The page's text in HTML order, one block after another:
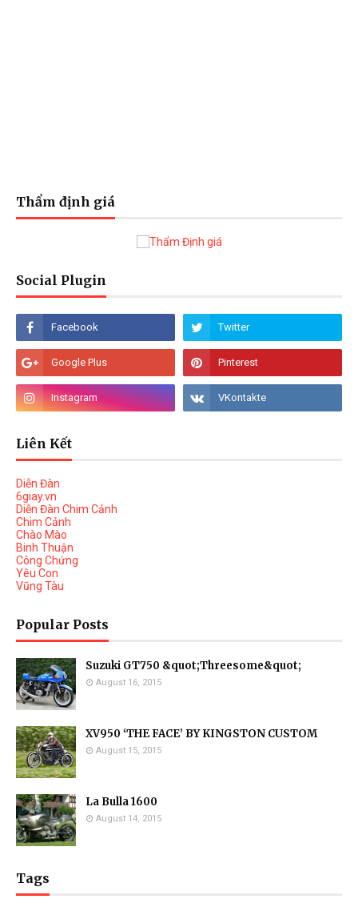
Thẩm định giá
Social Plugin
Liên Kết
Diễn Đàn
6giay.vn
Diễn Đàn Chim Cảnh
Chim Cảnh
Chào Mào
Binh Thuận
Công Chứng
Yêu Con
Vũng Tàu
Popular Posts
Suzuki GT750 &quot;Threesome&quot;
August 16, 2015
XV950 ‘THE FACE’ BY KINGSTON CUSTOM
August 15, 2015
La Bulla 1600
August 14, 2015
Tags